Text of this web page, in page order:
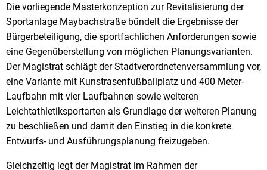
Die vorliegende Masterkonzeption zur Revitalisierung der
Sportanlage Maybachstraße bündelt die Ergebnisse der
Bürgerbeteiligung, die sportfachlichen Anforderungen sowie
eine Gegenüberstellung von möglichen Planungsvarianten.
Der Magistrat schlägt der Stadtverordnetenversammlung vor,
eine Variante mit Kunstrasenfußballplatz und 400 Meter-
Laufbahn mit vier Laufbahnen sowie weiteren
Leichtathletiksportarten als Grundlage der weiteren Planung
zu beschließen und damit den Einstieg in die konkrete
Entwurfs- und Ausführungsplanung freizugeben.
Gleichzeitig legt der Magistrat im Rahmen der